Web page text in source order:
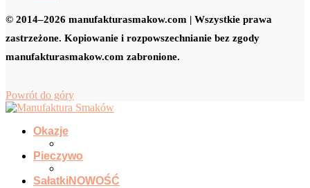
© 2014–2026 manufakturasmakow.com | Wszystkie prawa
zastrzeżone. Kopiowanie i rozpowszechnianie bez zgody
manufakturasmakow.com zabronione.
Powrót do góry
Okazje
Pieczywo
SałatkiNOWOŚĆ